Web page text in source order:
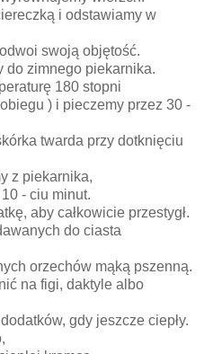
i odstawiamy w
swoją objętość.
do zimnego piekarnika.
180 stopni
) i pieczemy przez 30 -
twarda przy dotknięciu
z piekarnika,
- ciu minut.
aby całkowicie przestygł.
do ciasta
orzechów mąką pszenną.
na figi, daktyle albo
gdy jeszcze ciepły.